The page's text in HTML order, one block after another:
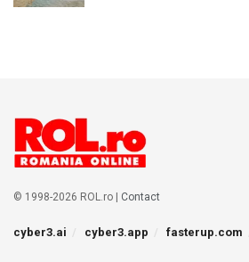
© 1998-2026 ROL.ro | Contact
cyber3.ai cyber3.app fasterup.com